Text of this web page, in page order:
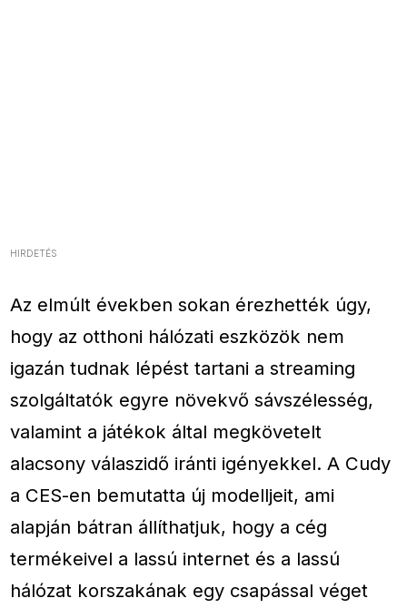
HIRDETÉS
Az elmúlt években sokan érezhették úgy,
hogy az otthoni hálózati eszközök nem
igazán tudnak lépést tartani a streaming
szolgáltatók egyre növekvő sávszélesség,
valamint a játékok által megkövetelt
alacsony válaszidő iránti igényekkel. A Cudy
a CES-en bemutatta új modelljeit, ami
alapján bátran állíthatjuk, hogy a cég
termékeivel a lassú internet és a lassú
hálózat korszakának egy csapással véget